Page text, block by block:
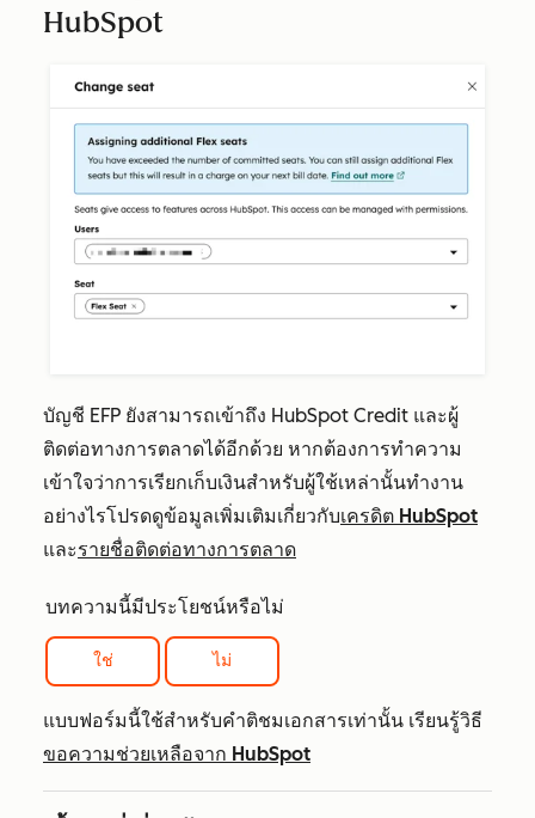
HubSpot
บัญชี EFP ยังสามารถเข้าถึง HubSpot Credit และผู้
ติดต่อทางการตลาดได้อีกด้วย หากต้องการทำความ
เข้าใจว่าการเรียกเก็บเงินสำหรับผู้ใช้เหล่านั้นทำงาน
อย่างไรโปรดดูข้อมูลเพิ่มเติมเกี่ยวกับเครดิต HubSpot
และรายชื่อติดต่อทางการตลาด
บทความนี้มีประโยชน์หรือไม่
ใช่ ไม่
แบบฟอร์มนี้ใช้สำหรับคำติชมเอกสารเท่านั้น เรียนรู้วิธี
ขอความช่วยเหลือจาก HubSpot